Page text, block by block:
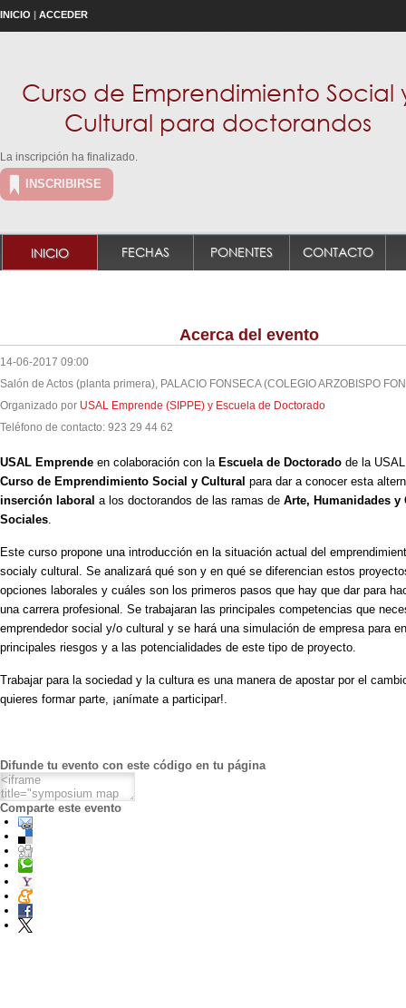
INICIO | ACCEDER
Curso de Emprendimiento Social
Cultural para doctorandos
La inscripción ha finalizado.
INSCRIBIRSE
INICIO FECHAS PONENTES CONTACTO
Acerca del evento
14-06-2017 09:00
Salón de Actos (planta primera), PALACIO FONSECA (COLEGIO ARZOBISPO
Organizado por USAL Emprende (SIPPE) y Escuela de Doctorado
Teléfono de contacto: 923 29 44 62
USAL Emprende en colaboración con laEscuela de Doctorado de la
Curso de Emprendimiento Social y Cultural para dar a conocer esta
inserción laboral a los doctorandos de las ramas de Arte, Humanidades y
Sociales.
Este curso propone una introducción en la situación actual del
socialy cultural. Se analizará qué son y en qué se diferencian estos
opciones laborales y cuáles son los primeros pasos que hay que dar para
una carrera profesional. Se trabajaran las principales competencias que
emprendedor social y/o cultural y se hará una simulación de empresa para
principales riesgos y a las potencialidades de este tipo de proyecto.
Trabajar para la sociedad y la cultura es una manera de apostar por el
quieres formar parte, ¡anímate a participar!.
Difunde tu evento con este código en tu página
Comparte este evento